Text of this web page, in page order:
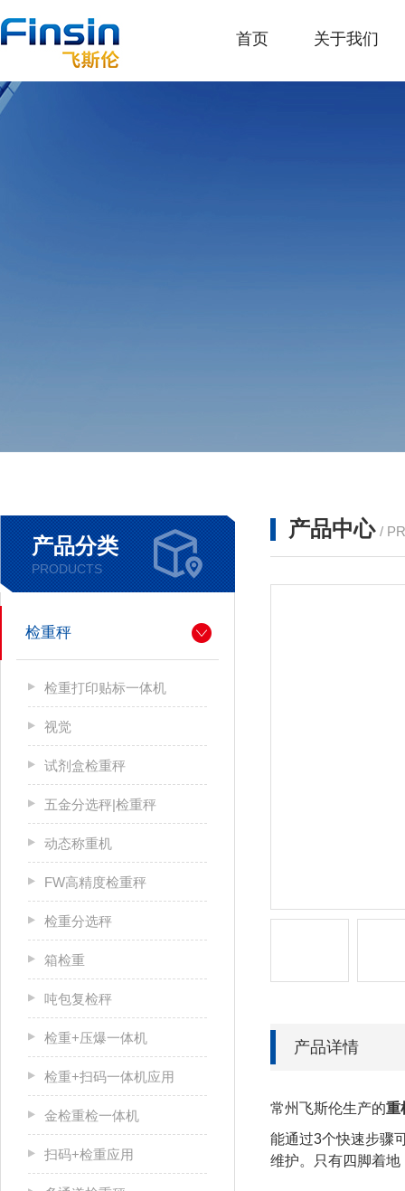
首页 关于我们
产品分类
PRODUCTS
检重秤
检重打印贴标一体机
视觉
试剂盒检重秤
五金分选秤|检重秤
动态称重机
FW高精度检重秤
检重分选秤
箱检重
吨包复检秤
检重+压爆一体机
检重+扫码一体机应用
金检重检一体机
扫码+检重应用
产品中心 /
产品详情
常州飞斯伦生产的重
能通过3个快速步骤
维护。只有四脚着